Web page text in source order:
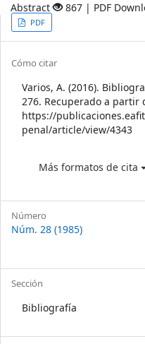
Abstract 867 | PDF
Article
Sidebar
PDF
Article
Details
Cómo citar
Varios, A. (2016).
276. Recuperado a partir
https://
penal/article/view/4343
Más formatos de cita
Número
Núm. 28 (1985)
Sección
Bibliografía